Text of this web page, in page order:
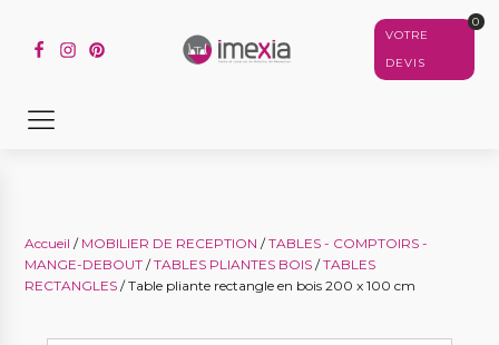
VOTRE
DEVIS
0
Accueil / MOBILIER DE RECEPTION /TABLES - COMPTOIRS -
MANGE-DEBOUT /TABLES PLIANTES BOIS /TABLES
RECTANGLES / Table pliante rectangle en bois 200 x 100 cm